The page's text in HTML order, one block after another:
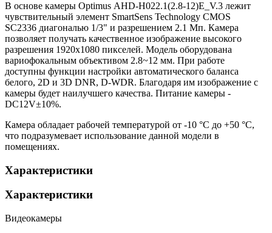
В основе камеры Optimus AHD-H022.1(2.8-12)E_V.3 лежит
чувствительный элемент SmartSens Technology CMOS
SC2336 диагональю 1/3" и разрешением 2.1 Мп. Камера
позволяет получать качественное изображение высокого
разрешения 1920х1080 пикселей. Модель оборудована
вариофокальным объективом 2.8~12 мм. При работе
доступны функции настройки автоматического баланса
белого, 2D и 3D DNR, D-WDR. Благодаря им изображение с
камеры будет наилучшего качества. Питание камеры -
DC12V±10%.
Камера обладает рабочей температурой от -10 °С до +50 °С,
что подразумевает использование данной модели в
помещениях.
Характеристики
Характеристики
Видеокамеры